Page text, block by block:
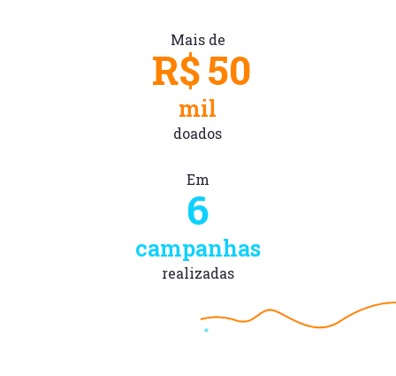
Mais de
R$50
mil
doados
Em
6
campanhas
realizadas